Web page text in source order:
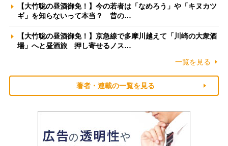
【大竹聡の昼酒御免！】今の若者は「なめろう」や「キヌカツ
ギ」を知らないって本当？ 昔の…
【大竹聡の昼酒御免！】京急線で多摩川越えて「川崎の大衆酒
場」へと昼酒旅 押し寄せるノス…
一覧を見る
著者・連載の一覧を見る